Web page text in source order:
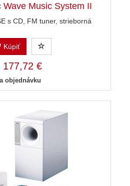
Wave Music System II
s CD, FM tuner, strieborná
Kúpiť
177,72 €
objednávku